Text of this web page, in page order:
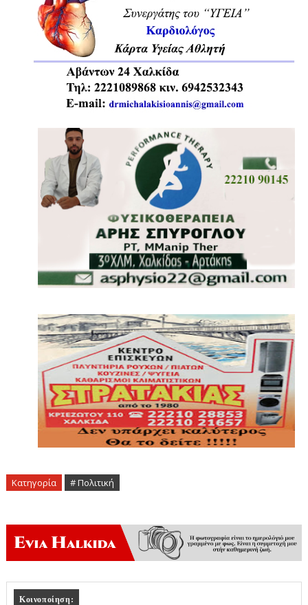
Κατηγορία # Πολιτική
Κοινοποίηση: